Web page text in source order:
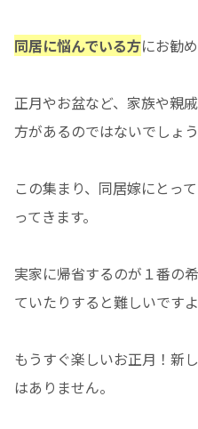
同居に悩んでいる方にお勧め
正月やお盆など、家族や親
方があるのではないでしょう
この集まり、同居嫁にとっ
ってきます。
実家に帰省するのが１番の
ていたりすると難しいですよ
もうすぐ楽しいお正月！新
はありません。